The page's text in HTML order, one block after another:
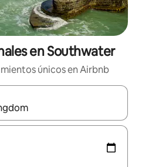
en Southwater
únicos en Airbnb
disponibles, navega con las